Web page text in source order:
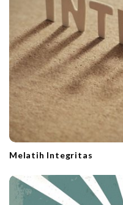
Melatih Integritas